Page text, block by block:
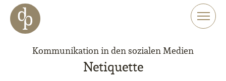
Zum Haupt-Inhalt springen
Zur Navigation springen
Zur Website-Suche springen
Kommunikation in den sozialen Medien
Netiquette